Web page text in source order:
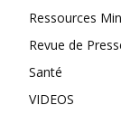
Ressources
Revue de
Santé
VIDEOS